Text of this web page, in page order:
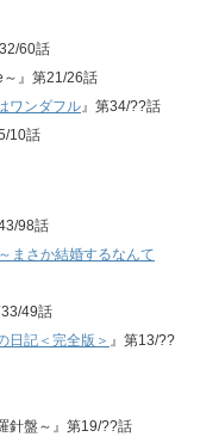
60話
～』第21/26話
ワンダフル』第34/??話
10話
98話
まさか結婚するなんて
49話
日記＜完全版＞ 』第13/??
針盤～』第19/??話